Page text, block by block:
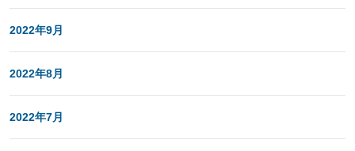
2022年9月
2022年8月
2022年7月